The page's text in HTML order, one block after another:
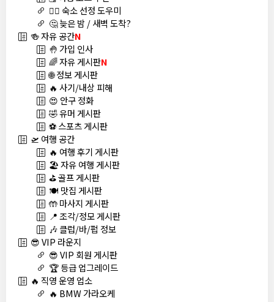
🏊‍♀️ 숙소 선정 도우미
🤔 늦은 밤 / 새벽 도착?
🍻 자유 공간N
🤚 가입 인사
🌈 자유 게시판N
🌐 정보 게시판
🔥 사기/내상 피해
😍 안구 정화
🤣 유머 게시판
⚽ 스포츠 게시판
🛫 여행 공간
🔥 여행 후기 게시판
🏖️ 자유 여행 게시판
⛳ 골프 게시판
🍽️ 맛집 게시판
🤲 마사지 게시판
📍 조각/정모 게시판
🎶 클럽/바/펍 정보
😎 VIP 라운지
😎 VIP 회원 게시판
🏆 등급 업그레이드
🔥 직영 운영 업소
🔥 BMW 가라오케